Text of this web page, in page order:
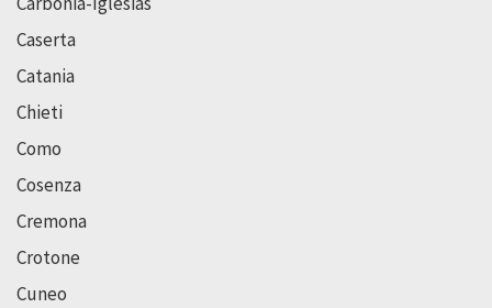
Caserta
Catania
Chieti
Como
Cosenza
Cremona
Crotone
Cuneo